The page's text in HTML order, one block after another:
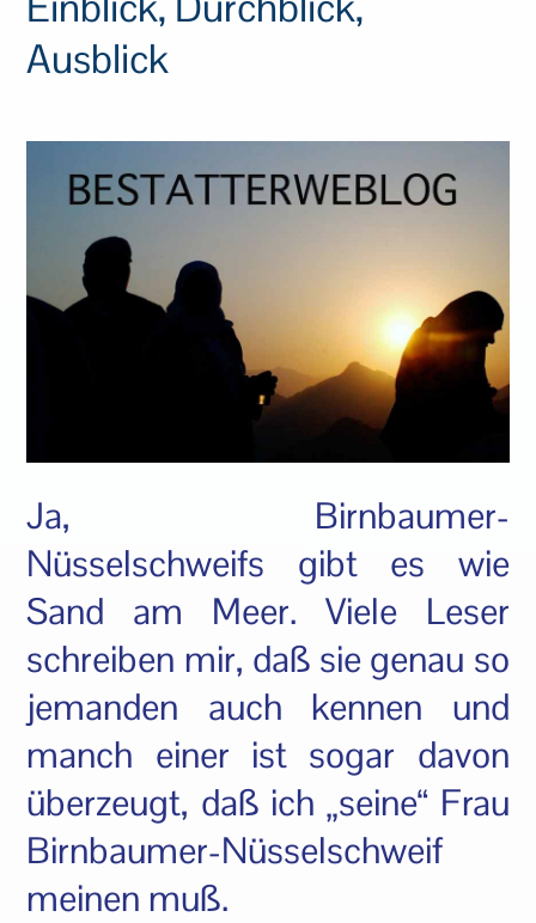
Ausblick
Ja, Birnbaumer-
Nüsselschweifs gibt es wie
Sand am Meer. Viele Leser
schreiben mir, daß sie genau so
jemanden auch kennen und
manch einer ist sogar davon
überzeugt, daß ich „seine“ Frau
Birnbaumer-Nüsselschweif
meinen muß.